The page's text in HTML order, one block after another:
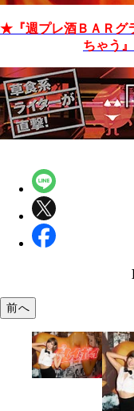
★『週プレ酒ＢＡＲグ
ちゃう
前へ